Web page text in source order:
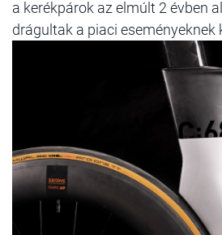
a kerékpárok az elmúlt 2 évben
drágultak a piaci eseményeknek